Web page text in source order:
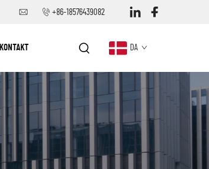
+86-18576439082
KONTAKT DA